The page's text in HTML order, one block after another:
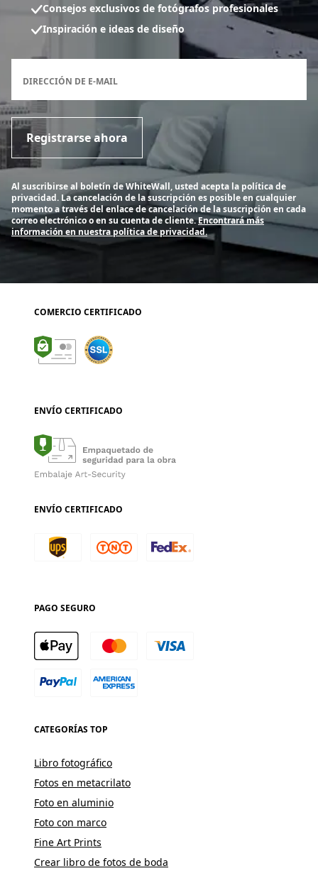
Consejos exclusivos de fotógrafos profesionales
Inspiración e ideas de diseño
DIRECCIÓN DE E-MAIL
Registrarse ahora
Al suscribirse al boletín de WhiteWall, usted acepta la política de
privacidad. La cancelación de la suscripción es posible en cualquier
momento a través del enlace de cancelación de la suscripción en cada
correo electrónico o en su cuenta de cliente.Encontrará más
información en nuestra política de privacidad.
COMERCIO CERTIFICADO
ENVÍO CERTIFICADO
ENVÍO CERTIFICADO
PAGO SEGURO
CATEGORÍAS TOP
Libro fotográfico
Fotos en metacrilato
Foto en aluminio
Foto con marco
Fine Art Prints
Crear libro de fotos de boda